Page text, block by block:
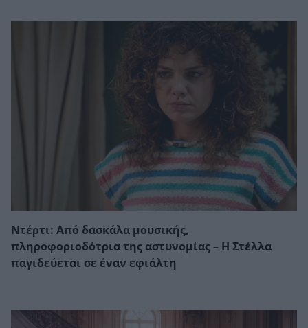
Ντέρτι: Από δασκάλα μουσικής,
πληροφοριοδότρια της αστυνομίας – Η Στέλλα
παγιδεύεται σε έναν εφιάλτη